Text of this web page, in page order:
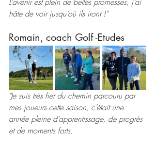
hâte de voir jusqu’où ils iront !"
Romain, coach Golf -Etudes
"Je suis très fier du chemin parcouru par
mes joueurs cette saison, c’était une
année pleine d’apprentissage, de progrès
et de moments forts.